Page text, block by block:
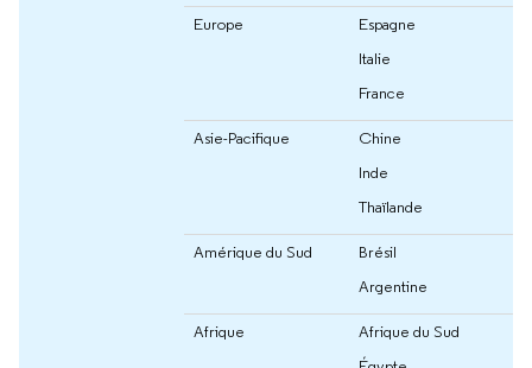
Europe
Espagne
Italie
France
Asie-Pacifique
Chine
Inde
Thaïlande
Amérique du Sud
Brésil
Argentine
Afrique
Afrique du Sud